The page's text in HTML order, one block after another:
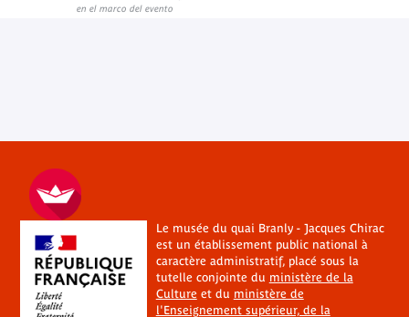
en el marco del evento
Le musée du quai Branly - Jacques Chirac
est un établissement public national à
caractère administratif, placé sous la
tutelle conjointe du ministère de la
Cultureet du ministère de
l'Enseignement supérieur, de la